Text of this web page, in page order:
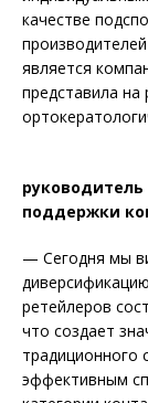
качестве
является
представила на
поддержки
— Сегодня мы
ретейлеров
что создает
традиционного
эффективным